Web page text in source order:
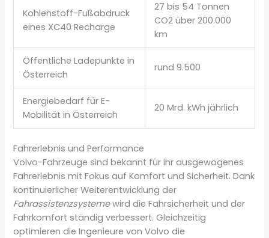
Kohlenstoff-Fußabdruck
eines XC40 Recharge
27 bis 54 Tonnen
CO2 über 200.000
km
Öffentliche Ladepunkte in
Österreich
rund 9.500
Energiebedarf für E-
Mobilität in Österreich
20 Mrd. kWh jährlich
Fahrerlebnis und Performance
Volvo-Fahrzeuge sind bekannt für ihr ausgewogenes
Fahrerlebnis mit Fokus auf Komfort und Sicherheit. Dank
kontinuierlicher Weiterentwicklung der
Fahrassistenzsystemewird die Fahrsicherheit und der
Fahrkomfort ständig verbessert. Gleichzeitig
optimieren die Ingenieure von Volvo die